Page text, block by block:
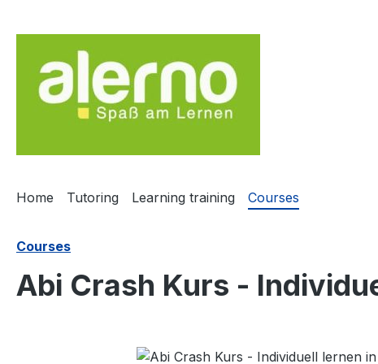
Home Tutoring Learning training Courses
Courses
Abi Crash Kurs -